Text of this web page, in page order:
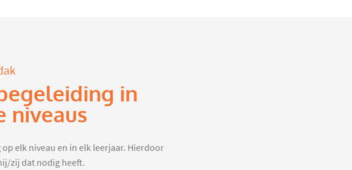
in
niveaus
elk niveau en in elk leerjaar. Hierdoor
zij dat nodig heeft.